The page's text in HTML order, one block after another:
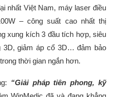
nhất Việt Nam, máy laser điều
– công suất cao nhất thị
xung kích 3 đầu tích hợp, siêu
3D, giảm áp cổ 3D… đảm bảo
thời gian ngắn hơn.
“Giải pháp tiên phong, kỹ